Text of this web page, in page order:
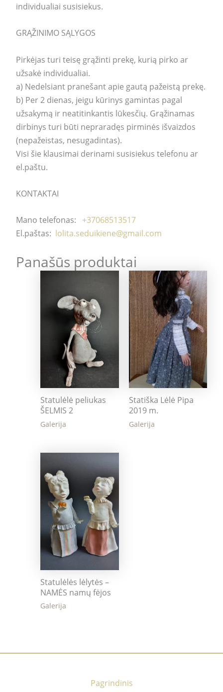
individualiai susisiekus.
GRĄŽINIMO SĄLYGOS
Pirkėjas turi teisę grąžinti prekę, kurią pirko ar
užsakė individualiai.
a) Nedelsiant pranešant apie gautą pažeistą prekę.
b) Per 2 dienas, jeigu kūrinys gamintas pagal
užsakymą ir neatitinkantis lūkesčių. Grąžinamas
dirbinys turi būti nepraradęs pirminės išvaizdos
(nepažeistas, nesugadintas).
Visi šie klausimai derinami susisiekus telefonu ar
el.paštu.
KONTAKTAI
Mano telefonas: +37068513517
El.paštas: lolita.seduikiene@gmail.com
Panašūs produktai
Statulėlė peliukas
ŠELMIS 2
Galerija
Statiška Lėlė Pipa
2019 m.
Galerija
Statulėlės lėlytės –
NAMĖS namų fėjos
Galerija
Pagrindinis